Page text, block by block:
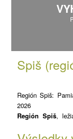
Spiš
Región Spiš:
2026
Región Spiš,
Tento kraj